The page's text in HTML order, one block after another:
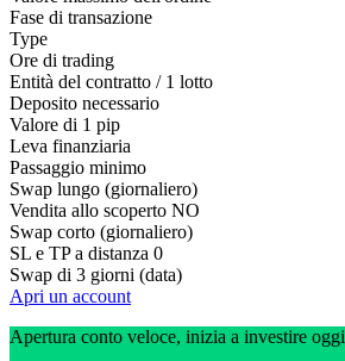
Fase di transazione
Type
Ore di trading
Entità del contratto / 1 lotto
Deposito necessario
Valore di 1 pip
Leva finanziaria
Passaggio minimo
Swap lungo (giornaliero)
Vendita allo scoperto NO
Swap corto (giornaliero)
SL e TP a distanza 0
Swap di 3 giorni (data)
Apri un account
Apertura conto veloce, inizia a investire oggi